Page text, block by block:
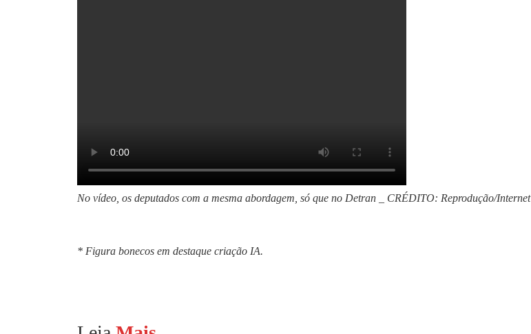
No vídeo, os deputados com a mesma abordagem, só que no Detran _ CRÉDITO: Reprodução/Internet
* Figura bonecos em destaque criação IA.